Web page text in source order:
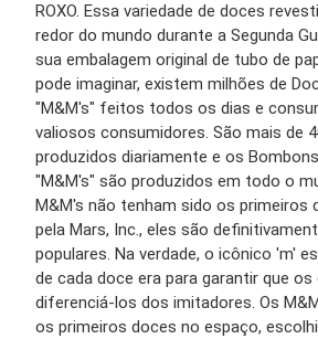
ROXO. Essa variedade de doces
redor do mundo durante a Segunda
sua embalagem original de tubo de
pode imaginar, existem milhões de
"M&M's" feitos todos os dias e
valiosos consumidores. São mais de
produzidos diariamente e os
"M&M's" são produzidos em todo o
M&M's não tenham sido os primeiros
pela Mars, Inc., eles são
populares. Na verdade, o icônico 'm'
de cada doce era para garantir que
diferenciá-los dos imitadores. Os
os primeiros doces no espaço,